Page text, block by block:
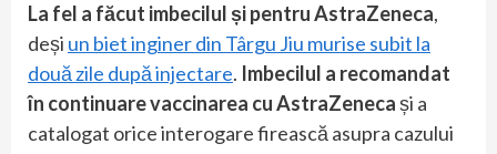
La fel a făcut imbecilul și pentru AstraZeneca,
deși un biet inginer din Târgu Jiu murise subit la
două zile după injectare. Imbecilul a recomandat
în continuare vaccinarea cu AstraZenecași a
catalogat orice interogare firească asupra cazului